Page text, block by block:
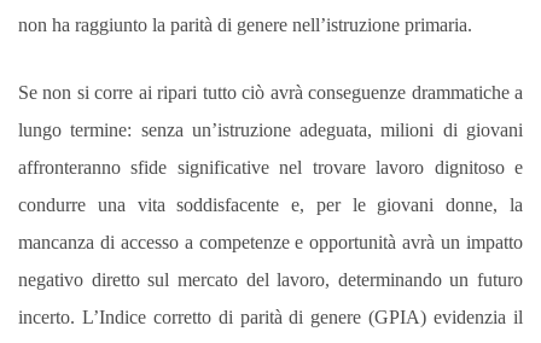
AUTORI
non ha raggiunto la parità di genere nell’istruzione primaria.
Se non si corre ai ripari tutto ciò avrà conseguenze drammatiche a
lungo termine: senza un’istruzione adeguata, milioni di giovani
affronteranno sfide significative nel trovare lavoro dignitoso e
condurre una vita soddisfacente e, per le giovani donne, la
mancanza di accesso a competenze e opportunità avrà un impatto
negativo diretto sul mercato del lavoro, determinando un futuro
incerto. L’Indice corretto di parità di genere (GPIA) evidenzia il